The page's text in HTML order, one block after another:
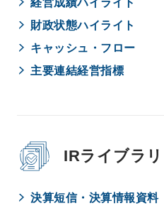
財政状態ハイライト
キャッシュ・フロー
主要連結経営指標
IRライブラリ
決算短信・決算情報資料